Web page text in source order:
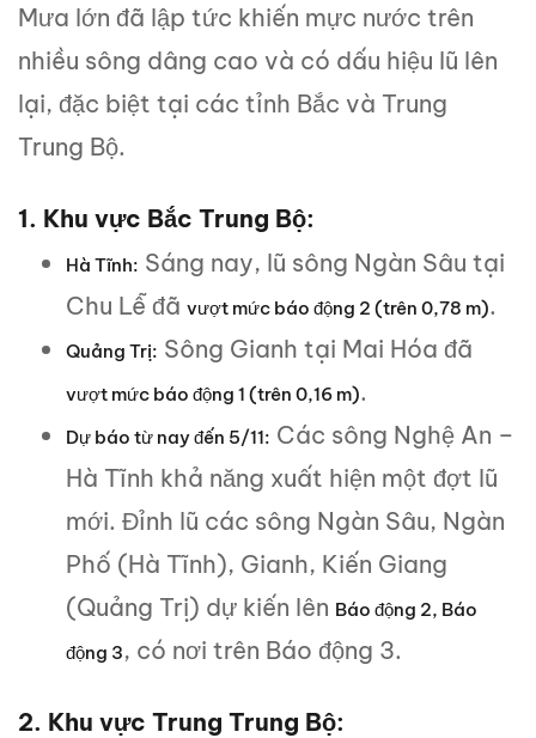
Mưa lớn đã lập tức khiến mực nước trên
nhiều sông dâng cao và có dấu hiệu lũ lên
lại, đặc biệt tại các tỉnh Bắc và Trung
Trung Bộ.
1. Khu vực Bắc Trung Bộ:
Hà Tĩnh: Sáng nay, lũ sông Ngàn Sâu tại
Chu Lễ đã vượt mức báo động 2 (trên 0,78 m).
Quảng Trị: Sông Gianh tại Mai Hóa đã
vượt mức báo động 1 (trên 0,16 m).
Dự báo từ nay đến 5/11: Các sông Nghệ An –
Hà Tĩnh khả năng xuất hiện một đợt lũ
mới. Đỉnh lũ các sông Ngàn Sâu, Ngàn
Phố (Hà Tĩnh), Gianh, Kiến Giang
(Quảng Trị) dự kiến lên Báo động 2, Báo
động 3, có nơi trên Báo động 3.
2. Khu vực Trung Trung Bộ: